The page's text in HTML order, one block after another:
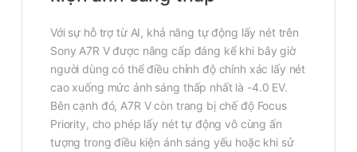
Với sự hỗ trợ từ AI, khả năng tự động lấy nét trên
Sony A7R V được nâng cấp đáng kể khi bây giờ
người dùng có thể điều chỉnh độ chính xác lấy nét
cao xuống mức ánh sáng thấp nhất là -4.0 EV.
Bên cạnh đó, A7R V còn trang bị chế độ Focus
Priority, cho phép lấy nét tự động vô cùng ấn
tượng trong điều kiện ánh sáng yếu hoặc khi sử